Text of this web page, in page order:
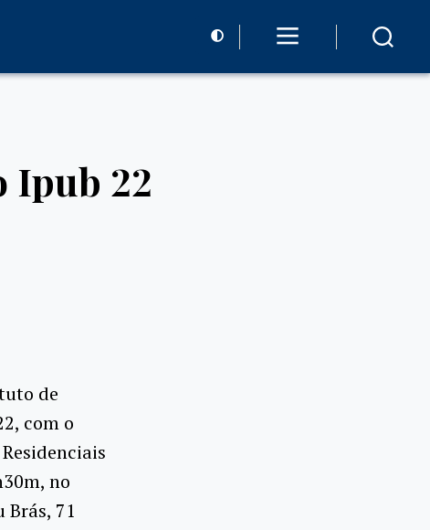
Ipub 22
de
com o
no
Brás, 71